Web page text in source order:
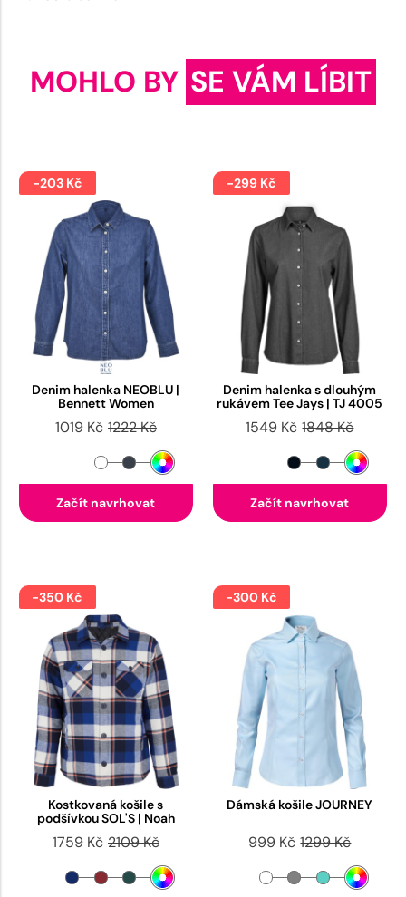
MOHLO BY SE VÁM LÍBIT
-203 Kč
Denim halenka NEOBLU |
Bennett Women
1019 Kč 1222 Kč
Začít navrhovat
-299 Kč
Denim halenka s dlouhým
rukávem Tee Jays | TJ 4005
1549 Kč 1848 Kč
Začít navrhovat
-350 Kč
Kostkovaná košile s
podšívkou SOL'S | Noah
1759 Kč 2109 Kč
-300 Kč
Dámská košile JOURNEY
999 Kč 1299 Kč